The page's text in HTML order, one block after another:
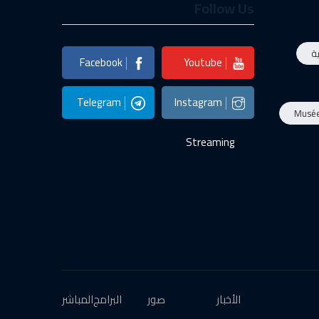
Youtube
Facebook
Instagram
Telegram
Streaming
الأخبار صور البرامجالمباشر